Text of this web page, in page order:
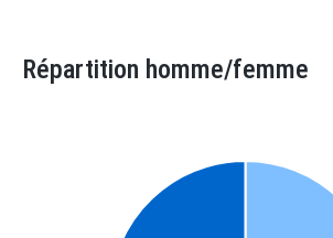
Répartition homme/femme